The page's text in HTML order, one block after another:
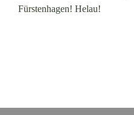
Fürstenhagen! Helau!